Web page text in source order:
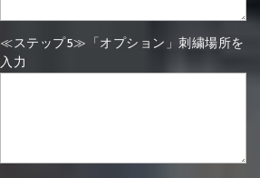
≪ステップ5≫「オプション」刺繍場所を
入力